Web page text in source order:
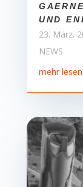
UND
23. März.
NEWS
mehr lesen